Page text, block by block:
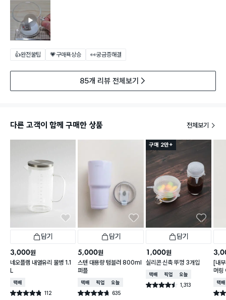
👍완전꿀팁 💗구매욕상승 👀궁금증해결
85개 리뷰 전체보기
다른 고객이 함께 구매한 상품 전체보기
담기
3,000원
네오플램 내열유리 물병 1.1
L
택배배송
별점 4.8점 112
건 작성
담기
5,000원
스텐 대용량 텀블러 800ml
퍼플
택배배송매장픽업오늘배송
별점 4.7점 635
건 작성
구매 2만+
담기
1,000원
실리콘 신축 뚜껑 3개입
택배배송매장픽업오늘배송
별점 4.5점 1,313
건 작성
[내
머링
컵
택배
별점